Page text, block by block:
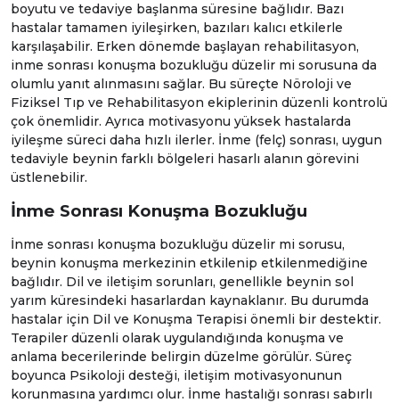
boyutu ve tedaviye başlanma süresine bağlıdır. Bazı
hastalar tamamen iyileşirken, bazıları kalıcı etkilerle
karşılaşabilir. Erken dönemde başlayan rehabilitasyon,
inme sonrası konuşma bozukluğu düzelir mi sorusuna da
olumlu yanıt alınmasını sağlar. Bu süreçte Nöroloji ve
Fiziksel Tıp ve Rehabilitasyon ekiplerinin düzenli kontrolü
çok önemlidir. Ayrıca motivasyonu yüksek hastalarda
iyileşme süreci daha hızlı ilerler. İnme (felç) sonrası, uygun
tedaviyle beynin farklı bölgeleri hasarlı alanın görevini
üstlenebilir.
İnme Sonrası Konuşma Bozukluğu
İnme sonrası konuşma bozukluğu düzelir mi sorusu,
beynin konuşma merkezinin etkilenip etkilenmediğine
bağlıdır. Dil ve iletişim sorunları, genellikle beynin sol
yarım küresindeki hasarlardan kaynaklanır. Bu durumda
hastalar için Dil ve Konuşma Terapisi önemli bir destektir.
Terapiler düzenli olarak uygulandığında konuşma ve
anlama becerilerinde belirgin düzelme görülür. Süreç
boyunca Psikoloji desteği, iletişim motivasyonunun
korunmasına yardımcı olur. İnme hastalığı sonrası sabırlı